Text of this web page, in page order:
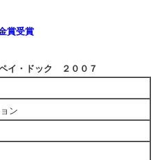
賞受賞
ペイ・ドック ２００７
ン